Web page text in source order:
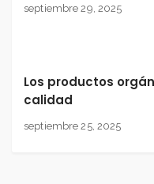
septiembre 29, 2025
Los productos
calidad
septiembre 25, 2025